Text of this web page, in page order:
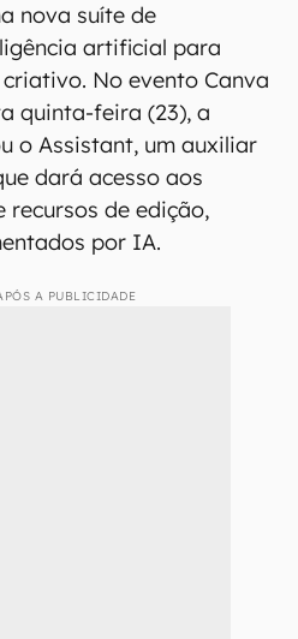
nova suíte de
artificial para
No evento Canva
quinta-feira (23), a
o Assistant, um auxiliar
dará acesso aos
recursos de edição,
por IA.
A PUBLICIDADE